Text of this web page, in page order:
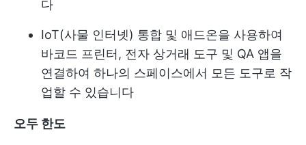
다
IoT(사물 인터넷) 통합 및 애드온을 사용하여
바코드 프린터, 전자 상거래 도구 및 QA 앱을
연결하여 하나의 스페이스에서 모든 도구로 작
업할 수 있습니다
오두 한도